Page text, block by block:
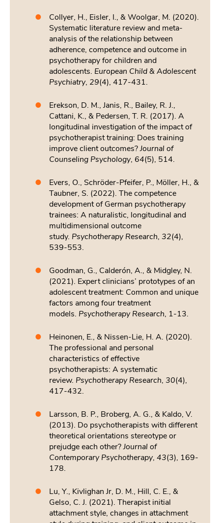
Collyer, H., Eisler, I., & Woolgar, M. (2020).
Systematic literature review and meta-
analysis of the relationship between
adherence, competence and outcome in
psychotherapy for children and
adolescents. European Child & Adolescent
Psychiatry, 29(4), 417-431.
Erekson, D. M., Janis, R., Bailey, R. J.,
Cattani, K., & Pedersen, T. R. (2017). A
longitudinal investigation of the impact of
psychotherapist training: Does training
improve client outcomes?Journal of
Counseling Psychology, 64(5), 514.
Evers, O., Schröder-Pfeifer, P., Möller, H., &
Taubner, S. (2022). The competence
development of German psychotherapy
trainees: A naturalistic, longitudinal and
multidimensional outcome
study. Psychotherapy Research, 32(4),
539-553.
Goodman, G., Calderón, A., & Midgley, N.
(2021). Expert clinicians’ prototypes of an
adolescent treatment: Common and unique
factors among four treatment
models. Psychotherapy Research, 1-13.
Heinonen, E., & Nissen-Lie, H. A. (2020).
The professional and personal
characteristics of effective
psychotherapists: A systematic
review. Psychotherapy Research, 30(4),
417-432.
Larsson, B. P., Broberg, A. G., & Kaldo, V.
(2013). Do psychotherapists with different
theoretical orientations stereotype or
prejudge each other?Journal of
Contemporary Psychotherapy, 43(3), 169-
178.
Lu, Y., Kivlighan Jr, D. M., Hill, C. E., &
Gelso, C. J. (2021). Therapist initial
attachment style, changes in attachment